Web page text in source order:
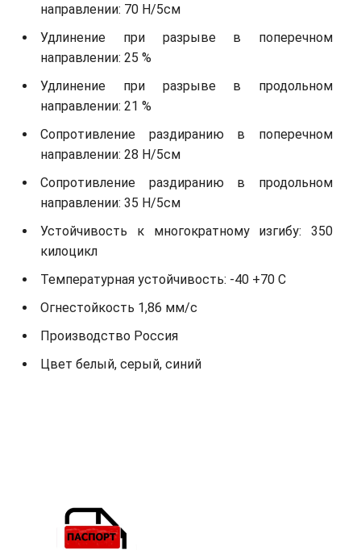
направлении: 70 Н/5см
Удлинение при разрыве в поперечном
направлении: 25 %
Удлинение при разрыве в продольном
направлении: 21 %
Сопротивление раздиранию в поперечном
направлении: 28 Н/5см
Сопротивление раздиранию в продольном
направлении: 35 Н/5см
Устойчивость к многократному изгибу: 350
килоцикл
Температурная устойчивость: -40 +70 С
Огнестойкость 1,86 мм/с
Производство Россия
Цвет белый, серый, синий